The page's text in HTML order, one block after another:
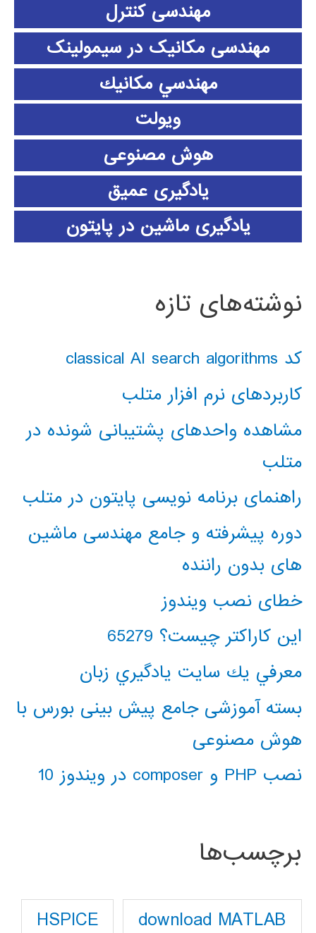
مهندسی کنترل
مهندسی مکانیک در سیمولینک
مهندسي مكانيك
ویولت
هوش مصنوعی
یادگیری عمیق
یادگیری ماشین در پایتون
نوشته‌های تازه
کد classical AI search algorithms
کاربردهای نرم افزار متلب
مشاهده واحدهای پشتیبانی شونده در
متلب
راهنمای برنامه نویسی پایتون در متلب
دوره پیشرفته و جامع مهندسی ماشین
های بدون راننده
خطای نصب ویندوز
این کاراکتر چیست؟ 65279
معرفي يك سايت يادگيري زبان
بسته آموزشی جامع پیش بینی بورس با
هوش مصنوعی
نصب PHP و composer در ویندوز 10
برچسب‌ها
download MATLAB
HSPICE